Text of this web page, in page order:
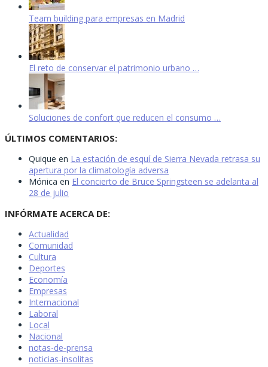
Team building para empresas en Madrid
El reto de conservar el patrimonio urbano …
Soluciones de confort que reducen el consumo …
ÚLTIMOS COMENTARIOS:
Quique en La estación de esquí de Sierra Nevada retrasa su
apertura por la climatología adversa
Mónica en El concierto de Bruce Springsteen se adelanta al
28 de julio
INFÓRMATE ACERCA DE:
Actualidad
Comunidad
Cultura
Deportes
Economía
Empresas
Internacional
Laboral
Local
Nacional
notas-de-prensa
noticias-insolitas